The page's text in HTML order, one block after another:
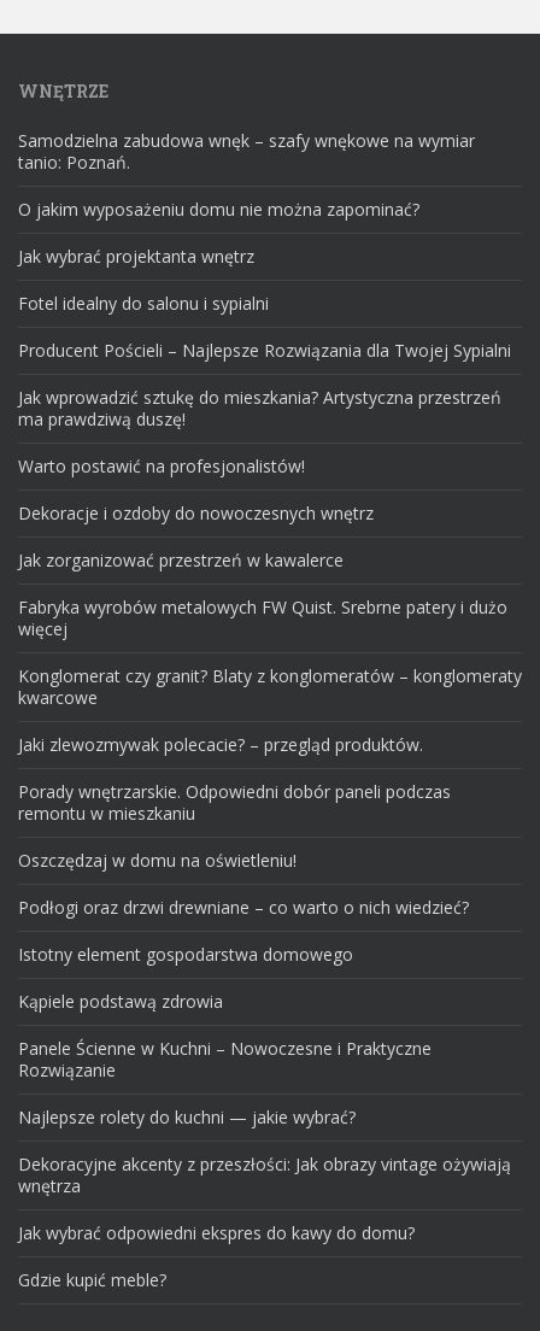
WNĘTRZE
Samodzielna zabudowa wnęk – szafy wnękowe na wymiar
tanio: Poznań.
O jakim wyposażeniu domu nie można zapominać?
Jak wybrać projektanta wnętrz
Fotel idealny do salonu i sypialni
Producent Pościeli – Najlepsze Rozwiązania dla Twojej Sypialni
Jak wprowadzić sztukę do mieszkania? Artystyczna przestrzeń
ma prawdziwą duszę!
Warto postawić na profesjonalistów!
Dekoracje i ozdoby do nowoczesnych wnętrz
Jak zorganizować przestrzeń w kawalerce
Fabryka wyrobów metalowych FW Quist. Srebrne patery i dużo
więcej
Konglomerat czy granit? Blaty z konglomeratów – konglomeraty
kwarcowe
Jaki zlewozmywak polecacie? – przegląd produktów.
Porady wnętrzarskie. Odpowiedni dobór paneli podczas
remontu w mieszkaniu
Oszczędzaj w domu na oświetleniu!
Podłogi oraz drzwi drewniane – co warto o nich wiedzieć?
Istotny element gospodarstwa domowego
Kąpiele podstawą zdrowia
Panele Ścienne w Kuchni – Nowoczesne i Praktyczne
Rozwiązanie
Najlepsze rolety do kuchni — jakie wybrać?
Dekoracyjne akcenty z przeszłości: Jak obrazy vintage ożywiają
wnętrza
Jak wybrać odpowiedni ekspres do kawy do domu?
Gdzie kupić meble?